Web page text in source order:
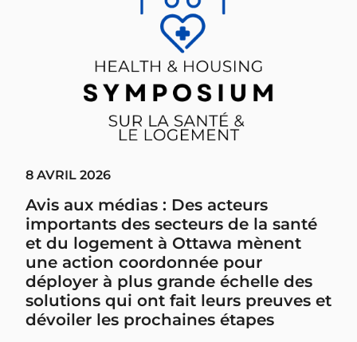
8 AVRIL 2026
Avis aux médias : Des acteurs
importants des secteurs de la santé
et du logement à Ottawa mènent
une action coordonnée pour
déployer à plus grande échelle des
solutions qui ont fait leurs preuves et
dévoiler les prochaines étapes